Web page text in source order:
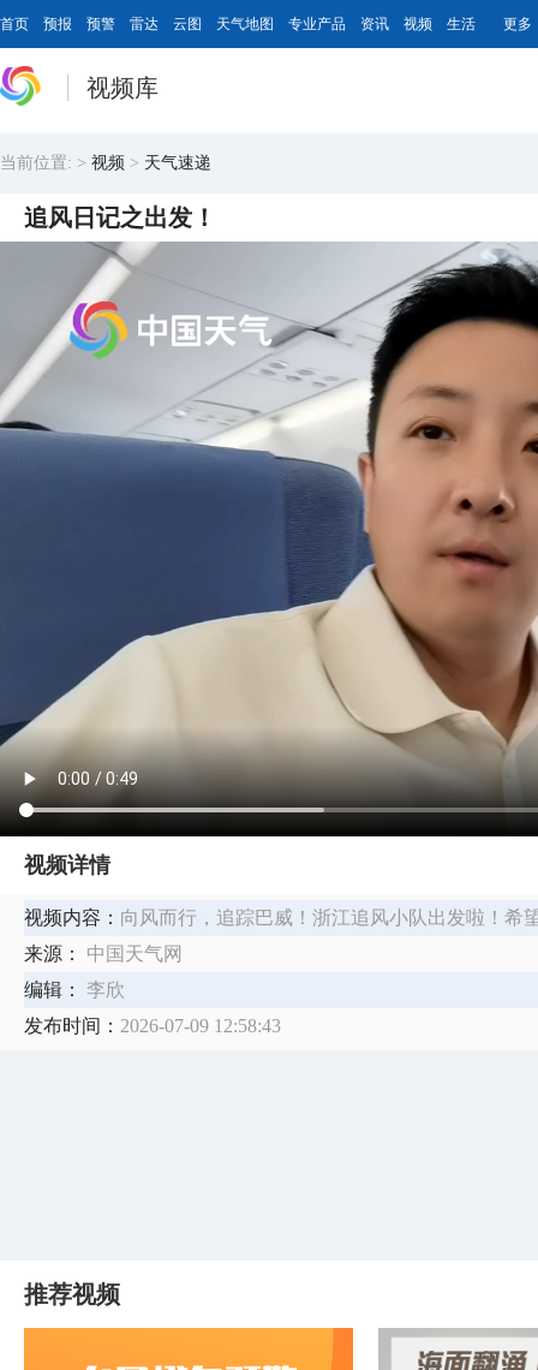
首页 预报 预警 雷达 云图 天气地图 专业产品 资讯 视频 生活 更多
视频库
当前位置: > 视频 > 天气速递
追风日记之出发！
视频详情
视频内容： 向风而行，追踪巴威！浙江追风小队出发啦！希
来源：
中国天气网
编辑：
李欣
发布时间： 2026-07-09 12:58:43
推荐视频